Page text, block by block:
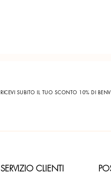
RICEVI SUBITO IL TUO SCONTO 10% DI
SERVIZIO CLIENTI